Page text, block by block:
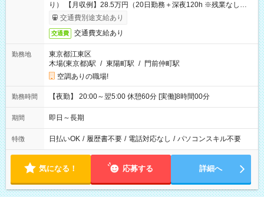
り） 【月収例】28.5万円（20日勤務＋深夜120h ※残業なしの場
合）交通費別途支給あり
交通費 交通費支給あり
勤務地
東京都江東区
木場(東京都)駅 / 東陽町駅 / 門前仲町駅
空調ありの職場!
勤務時間 【夜勤】 20:00～翌5:00 休憩60分 [実働]8時間00分
期間 即日～長期
特徴 日払いOK / 履歴書不要 / 電話対応なし / パソコンスキル不要
気になる！ 応募する 詳細へ